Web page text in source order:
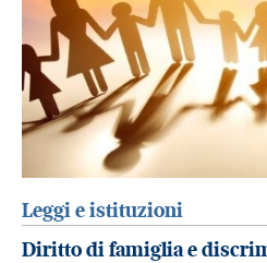
Leggi e istituzioni
Diritto di famiglia e